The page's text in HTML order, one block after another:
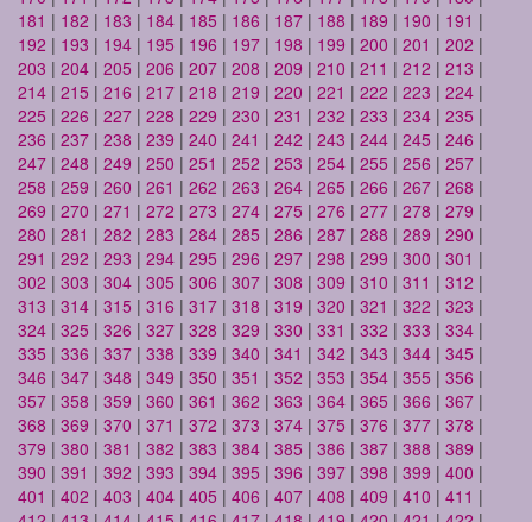
181 | 182 | 183 | 184 | 185 | 186 | 187 | 188 | 189 | 190 | 191 |
192 | 193 | 194 | 195 | 196 | 197 | 198 | 199 | 200 | 201 | 202 |
203 | 204 | 205 | 206 | 207 | 208 | 209 | 210 | 211 | 212 | 213 |
214 | 215 | 216 | 217 | 218 | 219 | 220 | 221 | 222 | 223 | 224 |
225 | 226 | 227 | 228 | 229 | 230 | 231 | 232 | 233 | 234 | 235 |
236 | 237 | 238 | 239 | 240 | 241 | 242 | 243 | 244 | 245 | 246 |
247 | 248 | 249 | 250 | 251 | 252 | 253 | 254 | 255 | 256 | 257 |
258 | 259 | 260 | 261 | 262 | 263 | 264 | 265 | 266 | 267 | 268 |
269 | 270 | 271 | 272 | 273 | 274 | 275 | 276 | 277 | 278 | 279 |
280 | 281 | 282 | 283 | 284 | 285 | 286 | 287 | 288 | 289 | 290 |
291 | 292 | 293 | 294 | 295 | 296 | 297 | 298 | 299 | 300 | 301 |
302 | 303 | 304 | 305 | 306 | 307 | 308 | 309 | 310 | 311 | 312 |
313 | 314 | 315 | 316 | 317 | 318 | 319 | 320 | 321 | 322 | 323 |
324 | 325 | 326 | 327 | 328 | 329 | 330 | 331 | 332 | 333 | 334 |
335 | 336 | 337 | 338 | 339 | 340 | 341 | 342 | 343 | 344 | 345 |
346 | 347 | 348 | 349 | 350 | 351 | 352 | 353 | 354 | 355 | 356 |
357 | 358 | 359 | 360 | 361 | 362 | 363 | 364 | 365 | 366 | 367 |
368 | 369 | 370 | 371 | 372 | 373 | 374 | 375 | 376 | 377 | 378 |
379 | 380 | 381 | 382 | 383 | 384 | 385 | 386 | 387 | 388 | 389 |
390 | 391 | 392 | 393 | 394 | 395 | 396 | 397 | 398 | 399 | 400 |
401 | 402 | 403 | 404 | 405 | 406 | 407 | 408 | 409 | 410 | 411 |